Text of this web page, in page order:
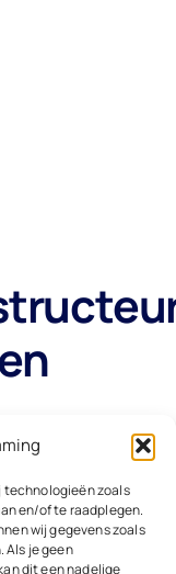
technologieën zoals
en/of te raadplegen.
wij gegevens zoals
Als je geen
dit een nadelige
opleiding biedt
vaardigheden
die nodig zijn